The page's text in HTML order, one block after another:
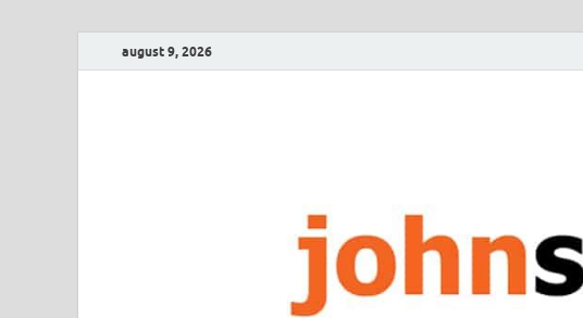
august 9, 2026